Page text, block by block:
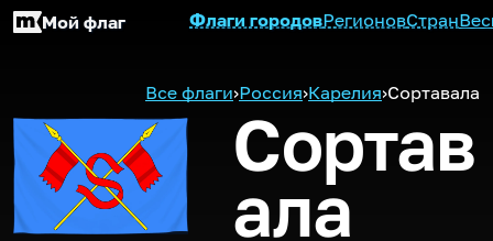
Мой флаг Флаги городовРегионовСтран
Все флаги›Россия›Карелия›Сортавала
Сортав
ала